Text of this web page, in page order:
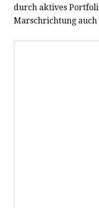
durch aktives
Marschrichtung